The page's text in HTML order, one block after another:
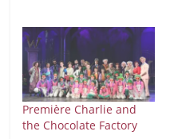
Première Charlie and
the Chocolate Factory